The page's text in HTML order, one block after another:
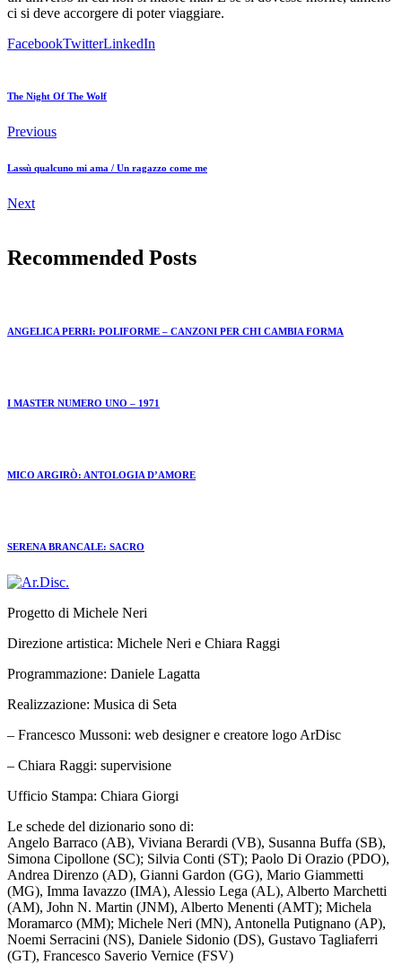
ci si deve accorgere di poter viaggiare.
FacebookTwitterLinkedIn
The Night Of The Wolf
Previous
Lassù qualcuno mi ama / Un ragazzo come me
Next
Recommended Posts
ANGELICA PERRI: POLIFORME – CANZONI PER CHI CAMBIA FORMA
I MASTER NUMERO UNO – 1971
MICO ARGIRÒ: ANTOLOGIA D’AMORE
SERENA BRANCALE: SACRO
Progetto di Michele Neri
Direzione artistica: Michele Neri e Chiara Raggi
Programmazione: Daniele Lagatta
Realizzazione: Musica di Seta
– Francesco Mussoni: web designer e creatore logo ArDisc
– Chiara Raggi: supervisione
Ufficio Stampa: Chiara Giorgi
Le schede del dizionario sono di:
Angelo Barraco (AB), Viviana Berardi (VB), Susanna Buffa (SB),
Simona Cipollone (SC); Silvia Conti (ST); Paolo Di Orazio (PDO),
Andrea Direnzo (AD), Gianni Gardon (GG), Mario Giammetti
(MG), Imma Iavazzo (IMA), Alessio Lega (AL), Alberto Marchetti
(AM), John N. Martin (JNM), Alberto Menenti (AMT); Michela
Moramarco (MM); Michele Neri (MN), Antonella Putignano (AP),
Noemi Serracini (NS), Daniele Sidonio (DS), Gustavo Tagliaferri
(GT), Francesco Saverio Vernice (FSV)